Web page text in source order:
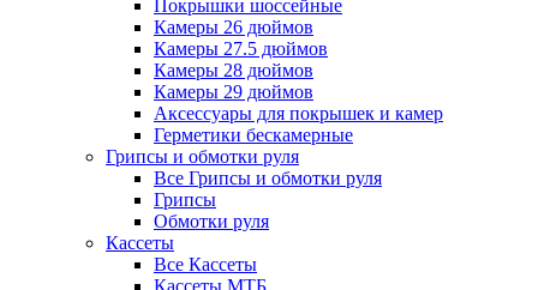
Покрышки шоссейные
Камеры 26 дюймов
Камеры 27.5 дюймов
Камеры 28 дюймов
Камеры 29 дюймов
Аксессуары для покрышек и камер
Герметики бескамерные
Грипсы и обмотки руля
Все Грипсы и обмотки руля
Грипсы
Обмотки руля
Кассеты
Все Кассеты
Кассеты МТБ